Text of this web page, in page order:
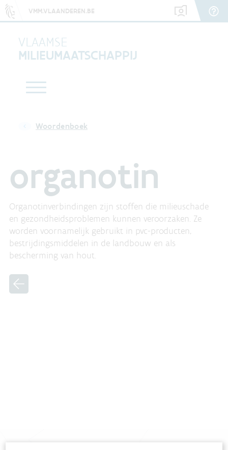
VMM.VLAANDEREN.BE
VLAAMSE
MILIEUMAATSCHAPPIJ
Woordenboek
organotin
Organotinverbindingen zijn stoffen die milieuschade
en gezondheidsproblemen kunnen veroorzaken. Ze
worden voornamelijk gebruikt in pvc-producten,
bestrijdingsmiddelen in de landbouw en als
bescherming van hout.